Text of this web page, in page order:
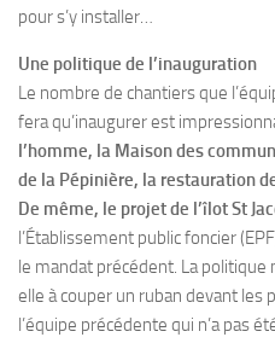
pour s’y installer…
Une politique de l’inauguration
Le nombre de chantiers que
fera qu’inaugurer est
l’homme, la Maison des
de la Pépinière, la restauration
De même, le projet de l’îlot St
l’Établissement public foncier
le mandat précédent. La
elle à couper un ruban devant les
l’équipe précédente qui n’a pas